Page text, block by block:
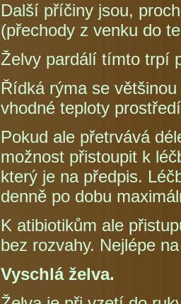
Další příčiny jsou,
(přechody z venku do
Želvy pardálí tímto trpí
Řídká rýma se
vhodné teploty
Pokud ale přetrvává
možnost přistoupit k
který je na předpis.
denně po dobu
K atibiotikům ale
bez rozvahy. Nejlépe
Vyschlá želva.